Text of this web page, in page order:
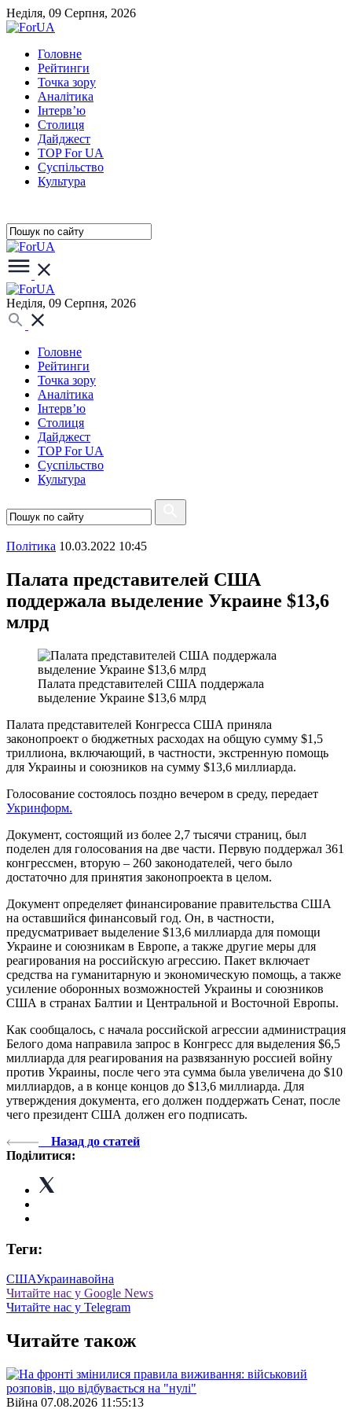
Неділя, 09 Серпня, 2026
Головне
Рейтинги
Точка зору
Аналітика
Інтерв’ю
Столиця
Дайджест
TOP For UA
Суспiльство
Культура
Неділя, 09 Серпня, 2026
Головне
Рейтинги
Точка зору
Аналітика
Інтерв’ю
Столиця
Дайджест
TOP For UA
Суспiльство
Культура
Полiтика 10.03.2022 10:45
Палата представителей США
поддержала выделение Украине $13,6
млрд
Палата представителей США поддержала
выделение Украине $13,6 млрд
Палата представителей Конгресса США приняла
законопроект о бюджетных расходах на общую сумму $1,5
триллиона, включающий, в частности, экстренную помощь
для Украины и союзников на сумму $13,6 миллиарда.
Голосование состоялось поздно вечером в среду, передает
Укринформ.
Документ, состоящий из более 2,7 тысячи страниц, был
поделен для голосования на две части. Первую поддержал 361
конгрессмен, вторую – 260 законодателей, чего было
достаточно для принятия законопроекта в целом.
Документ определяет финансирование правительства США
на оставшийся финансовый год. Он, в частности,
предусматривает выделение $13,6 миллиарда для помощи
Украине и союзникам в Европе, а также другие меры для
реагирования на российскую агрессию. Пакет включает
средства на гуманитарную и экономическую помощь, а также
усиление оборонных возможностей Украины и союзников
США в странах Балтии и Центральной и Восточной Европы.
Как сообщалось, с начала российской агрессии администрация
Белого дома направила запрос в Конгресс для выделения $6,5
миллиарда для реагирования на развязанную россией войну
против Украины, после чего эта сумма была увеличена до $10
миллиардов, а в конце концов до $13,6 миллиарда. Для
утверждения документа, его должен поддержать Сенат, после
чего президент США должен его подписать.
Назад до статей
Поділитися:
Теги:
СШАУкраинавойна
Читайте нас у Google News
Читайте нас у Telegram
Читайте також
Війна 07.08.2026 11:55:13